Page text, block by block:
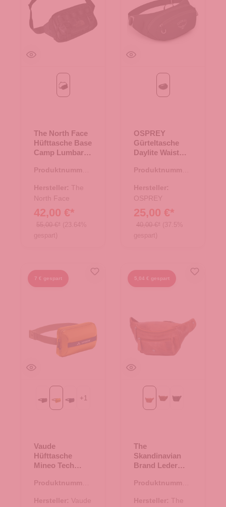
Black/Asphalt Grey
The North Face
Hüfttasche Base
Camp Lumbar
Grey
Produktnummer:
Hersteller: The
North Face
42,00 €*
55,00 €* (23.64%
gespart)
Black
OSPREY
Gürteltasche
Daylite Waist
Produktnummer:
Hersteller:
OSPREY
25,00 €*
40,00 €* (37.5%
gespart)
7 € gespart
BlackBurnt Yellow
eclipse
+ 1
Vaude
Hüfttasche
Mineo Tech
Yellow
Produktnummer:
Hersteller: Vaude
5,04 € gespart
braunhuntherschwarz
The
Skandinavian
Brand Leder
Hüttasche, Body
Produktnummer:
Hersteller: The